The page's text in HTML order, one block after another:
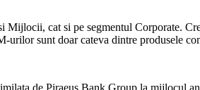
cat si pe segmentul Corporate.
sunt doar cateva dintre produsele
de Piraeus Bank Group la mijlocul